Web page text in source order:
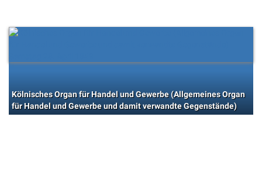
Kölnisches Organ für Handel und Gewerbe (Allgemeines Organ
für Handel und Gewerbe und damit verwandte Gegenstände)